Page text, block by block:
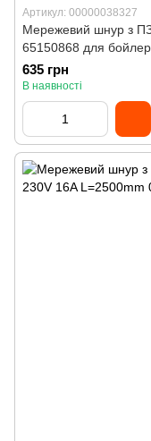
Артикул: 00000038327
Мережевий шнур з
65150868 для
635 грн
В наявності